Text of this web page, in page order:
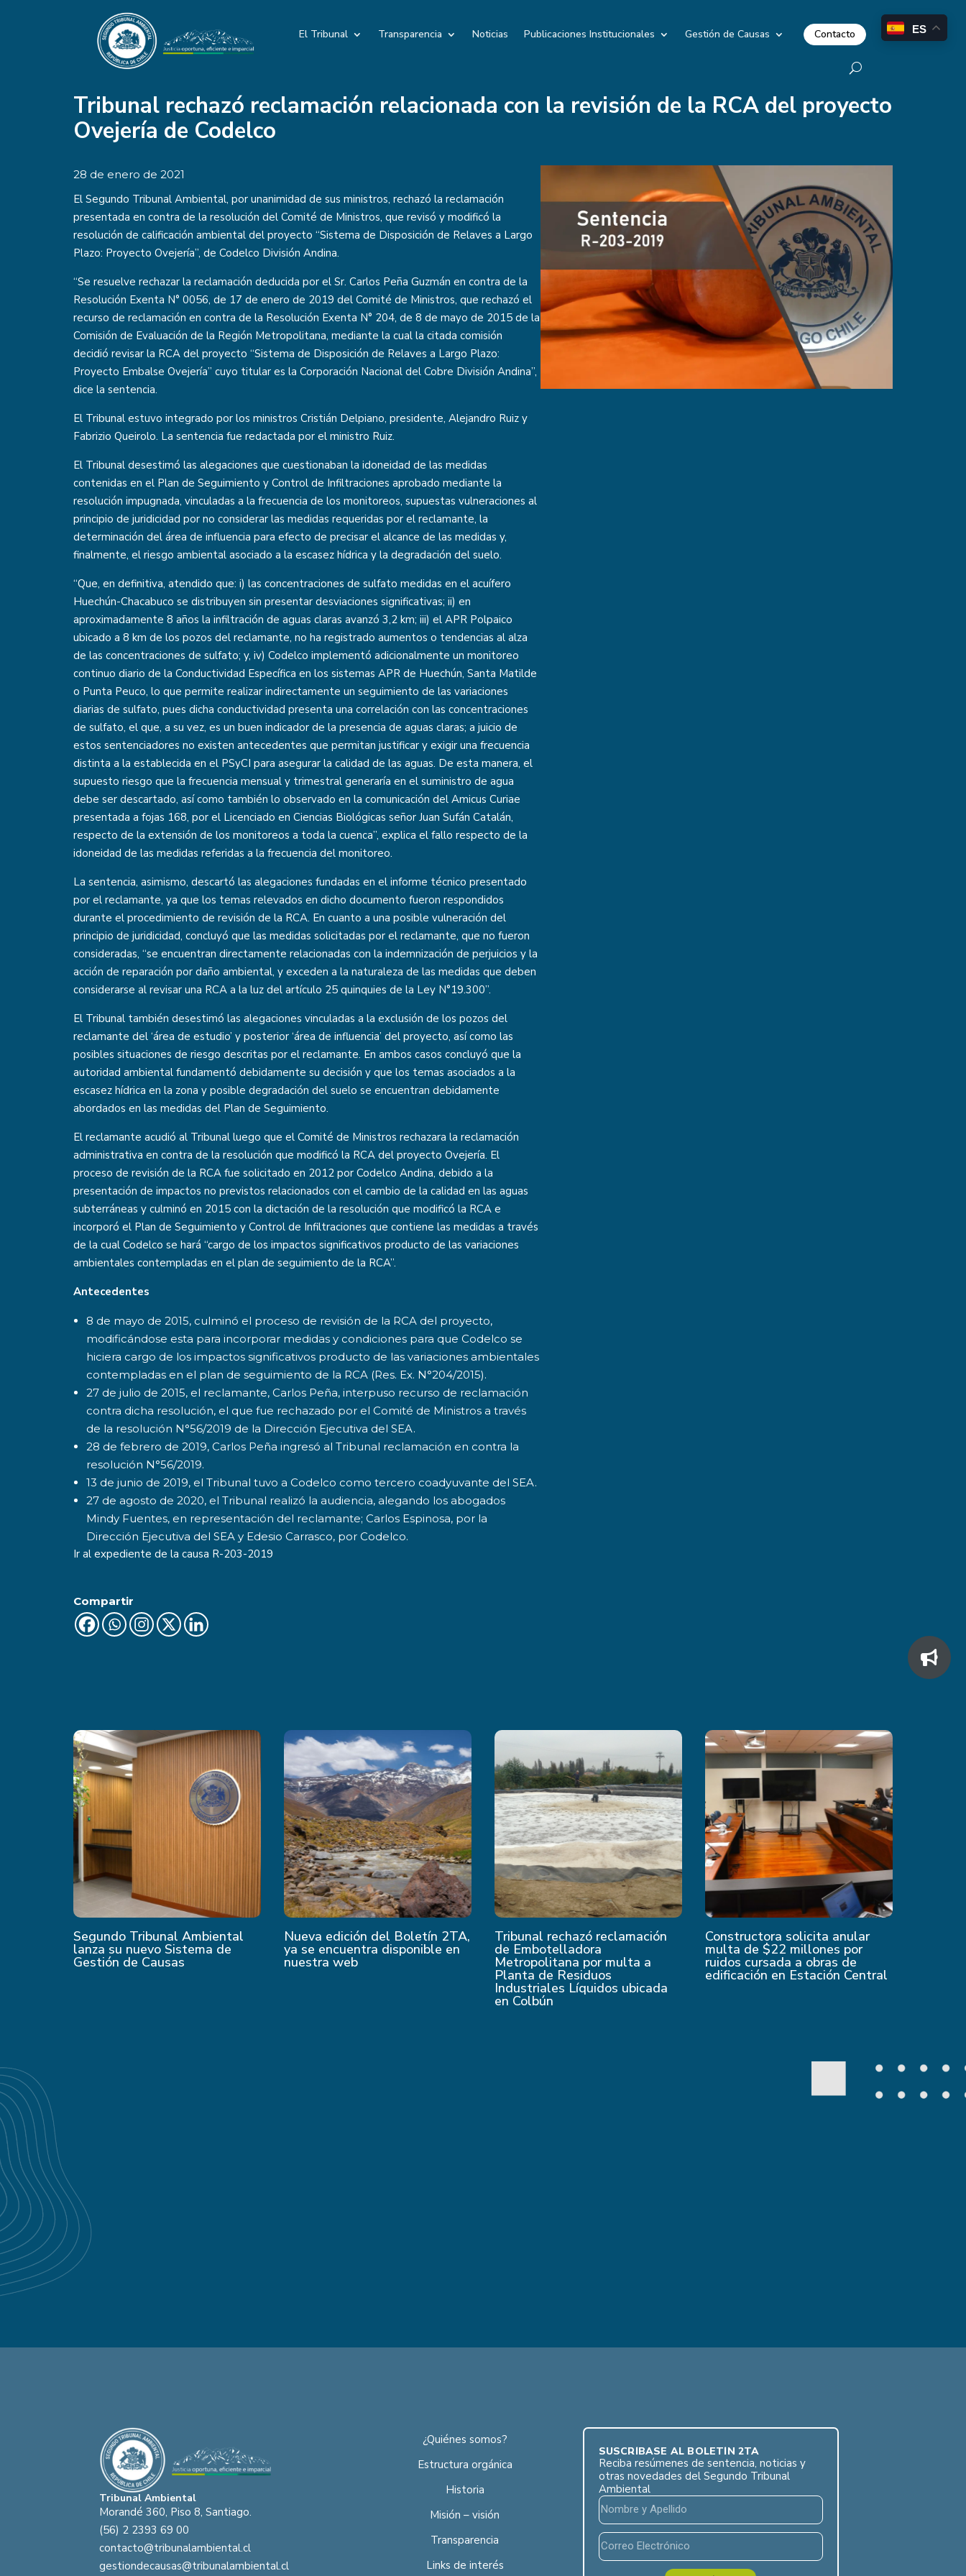
El Tribunal Transparencia Noticias Publicaciones Institucionales Gestión de Causas Contacto
Tribunal rechazó reclamación relacionada con la revisión de la RCA del proyecto
Ovejería de Codelco
28 de enero de 2021
El Segundo Tribunal Ambiental, por unanimidad de sus ministros, rechazó la reclamación
presentada en contra de la resolución del Comité de Ministros, que revisó y modificó la
resolución de calificación ambiental del proyecto “Sistema de Disposición de Relaves a Largo
Plazo: Proyecto Ovejería”, de Codelco División Andina.
“Se resuelve rechazar la reclamación deducida por el Sr. Carlos Peña Guzmán en contra de la
Resolución Exenta N° 0056, de 17 de enero de 2019 del Comité de Ministros, que rechazó el
recurso de reclamación en contra de la Resolución Exenta N° 204, de 8 de mayo de 2015 de la
Comisión de Evaluación de la Región Metropolitana, mediante la cual la citada comisión
decidió revisar la RCA del proyecto “Sistema de Disposición de Relaves a Largo Plazo:
Proyecto Embalse Ovejería” cuyo titular es la Corporación Nacional del Cobre División Andina”,
dice la sentencia.
El Tribunal estuvo integrado por los ministros Cristián Delpiano, presidente, Alejandro Ruiz y
Fabrizio Queirolo. La sentencia fue redactada por el ministro Ruiz.
El Tribunal desestimó las alegaciones que cuestionaban la idoneidad de las medidas
contenidas en el Plan de Seguimiento y Control de Infiltraciones aprobado mediante la
resolución impugnada, vinculadas a la frecuencia de los monitoreos, supuestas vulneraciones al
principio de juridicidad por no considerar las medidas requeridas por el reclamante, la
determinación del área de influencia para efecto de precisar el alcance de las medidas y,
finalmente, el riesgo ambiental asociado a la escasez hídrica y la degradación del suelo.
“Que, en definitiva, atendido que: i) las concentraciones de sulfato medidas en el acuífero
Huechún-Chacabuco se distribuyen sin presentar desviaciones significativas; ii) en
aproximadamente 8 años la infiltración de aguas claras avanzó 3,2 km; iii) el APR Polpaico
ubicado a 8 km de los pozos del reclamante, no ha registrado aumentos o tendencias al alza
de las concentraciones de sulfato; y, iv) Codelco implementó adicionalmente un monitoreo
continuo diario de la Conductividad Específica en los sistemas APR de Huechún, Santa Matilde
o Punta Peuco, lo que permite realizar indirectamente un seguimiento de las variaciones
diarias de sulfato, pues dicha conductividad presenta una correlación con las concentraciones
de sulfato, el que, a su vez, es un buen indicador de la presencia de aguas claras; a juicio de
estos sentenciadores no existen antecedentes que permitan justificar y exigir una frecuencia
distinta a la establecida en el PSyCI para asegurar la calidad de las aguas. De esta manera, el
supuesto riesgo que la frecuencia mensual y trimestral generaría en el suministro de agua
debe ser descartado, así como también lo observado en la comunicación del Amicus Curiae
presentada a fojas 168, por el Licenciado en Ciencias Biológicas señor Juan Sufán Catalán,
respecto de la extensión de los monitoreos a toda la cuenca”, explica el fallo respecto de la
idoneidad de las medidas referidas a la frecuencia del monitoreo.
La sentencia, asimismo, descartó las alegaciones fundadas en el informe técnico presentado
por el reclamante, ya que los temas relevados en dicho documento fueron respondidos
durante el procedimiento de revisión de la RCA. En cuanto a una posible vulneración del
principio de juridicidad, concluyó que las medidas solicitadas por el reclamante, que no fueron
consideradas, “se encuentran directamente relacionadas con la indemnización de perjuicios y la
acción de reparación por daño ambiental, y exceden a la naturaleza de las medidas que deben
considerarse al revisar una RCA a la luz del artículo 25 quinquies de la Ley N°19.300”.
El Tribunal también desestimó las alegaciones vinculadas a la exclusión de los pozos del
reclamante del ‘área de estudio’ y posterior ‘área de influencia’ del proyecto, así como las
posibles situaciones de riesgo descritas por el reclamante. En ambos casos concluyó que la
autoridad ambiental fundamentó debidamente su decisión y que los temas asociados a la
escasez hídrica en la zona y posible degradación del suelo se encuentran debidamente
abordados en las medidas del Plan de Seguimiento.
El reclamante acudió al Tribunal luego que el Comité de Ministros rechazara la reclamación
administrativa en contra de la resolución que modificó la RCA del proyecto Ovejería. El
proceso de revisión de la RCA fue solicitado en 2012 por Codelco Andina, debido a la
presentación de impactos no previstos relacionados con el cambio de la calidad en las aguas
subterráneas y culminó en 2015 con la dictación de la resolución que modificó la RCA e
incorporó el Plan de Seguimiento y Control de Infiltraciones que contiene las medidas a través
de la cual Codelco se hará “cargo de los impactos significativos producto de las variaciones
ambientales contempladas en el plan de seguimiento de la RCA”.
Antecedentes
8 de mayo de 2015, culminó el proceso de revisión de la RCA del proyecto,
modificándose esta para incorporar medidas y condiciones para que Codelco se
hiciera cargo de los impactos significativos producto de las variaciones ambientales
contempladas en el plan de seguimiento de la RCA (Res. Ex. N°204/2015).
27 de julio de 2015, el reclamante, Carlos Peña, interpuso recurso de reclamación
contra dicha resolución, el que fue rechazado por el Comité de Ministros a través
de la resolución N°56/2019 de la Dirección Ejecutiva del SEA.
28 de febrero de 2019, Carlos Peña ingresó al Tribunal reclamación en contra la
resolución N°56/2019.
13 de junio de 2019, el Tribunal tuvo a Codelco como tercero coadyuvante del SEA.
27 de agosto de 2020, el Tribunal realizó la audiencia, alegando los abogados
Mindy Fuentes, en representación del reclamante; Carlos Espinosa, por la
Dirección Ejecutiva del SEA y Edesio Carrasco, por Codelco.
Ir al expediente de la causa R-203-2019
Compartir
Segundo Tribunal Ambiental
lanza su nuevo Sistema de
Gestión de Causas
Nueva edición del Boletín 2TA,
ya se encuentra disponible en
nuestra web
Tribunal rechazó reclamación
de Embotelladora
Metropolitana por multa a
Planta de Residuos
Industriales Líquidos ubicada
en Colbún
Constructora solicita anular
multa de $22 millones por
ruidos cursada a obras de
edificación en Estación Central
Tribunal Ambiental
Morandé 360, Piso 8, Santiago.
(56) 2 2393 69 00
contacto@tribunalambiental.cl
gestiondecausas@tribunalambiental.cl
¿Quiénes somos?
Estructura orgánica
Historia
Misión – visión
Transparencia
Links de interés
SUSCRÍBASE AL BOLETÍN 2TA
Reciba resúmenes de sentencia, noticias y
otras novedades del Segundo Tribunal
Ambiental
ES